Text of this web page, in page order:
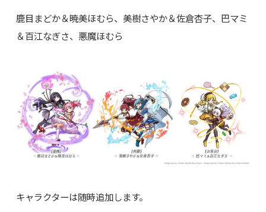
鹿目まどか＆暁美ほむら、美樹さやか＆佐倉杏子、巴マミ
＆百江なぎさ、悪魔ほむら
キャラクターは随時追加します。